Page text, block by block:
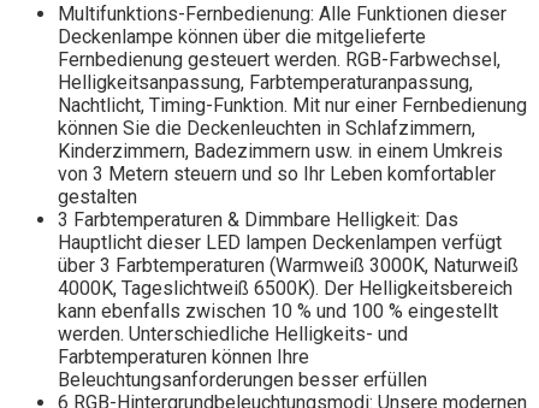
Multifunktions-Fernbedienung: Alle Funktionen dieser
Deckenlampe können über die mitgelieferte
Fernbedienung gesteuert werden. RGB-Farbwechsel,
Helligkeitsanpassung, Farbtemperaturanpassung,
Nachtlicht, Timing-Funktion. Mit nur einer Fernbedienung
können Sie die Deckenleuchten in Schlafzimmern,
Kinderzimmern, Badezimmern usw. in einem Umkreis
von 3 Metern steuern und so Ihr Leben komfortabler
gestalten
3 Farbtemperaturen & Dimmbare Helligkeit: Das
Hauptlicht dieser LED lampen Deckenlampen verfügt
über 3 Farbtemperaturen (Warmweiß 3000K, Naturweiß
4000K, Tageslichtweiß 6500K). Der Helligkeitsbereich
kann ebenfalls zwischen 10 % und 100 % eingestellt
werden. Unterschiedliche Helligkeits- und
Farbtemperaturen können Ihre
Beleuchtungsanforderungen besser erfüllen
6 RGB-Hintergrundbeleuchtungsmodi: Unsere modernen